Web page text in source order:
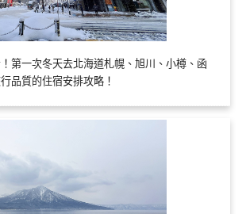
第一次冬天去北海道札幌、旭川、小樽、函
品質的住宿安排攻略！